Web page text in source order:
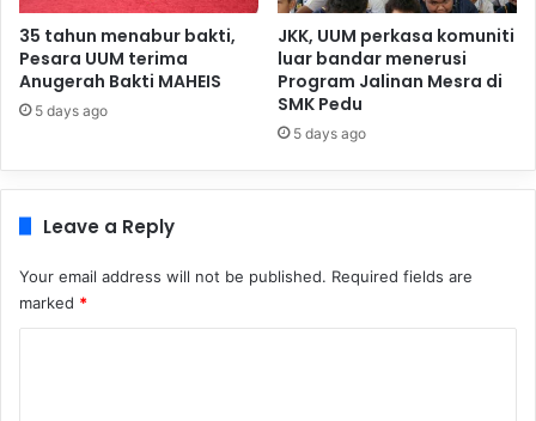
35 tahun menabur bakti,
Pesara UUM terima
Anugerah Bakti MAHEIS
5 days ago
JKK, UUM perkasa komuniti
luar bandar menerusi
Program Jalinan Mesra di
SMK Pedu
5 days ago
Leave a Reply
Your email address will not be published. Required fields are
marked *